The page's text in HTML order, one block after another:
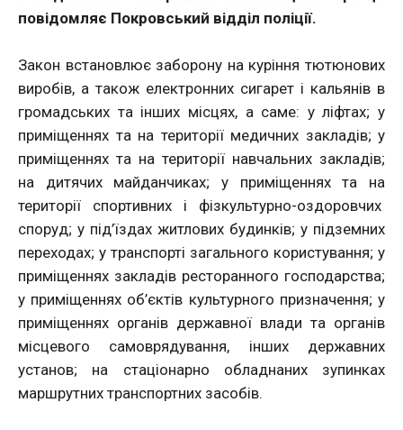
повідомляє Покровський відділ поліції.
Закон встановлює заборону на куріння тютюнових
виробів, а також електронних сигарет і кальянів в
громадських та інших місцях, а саме: у ліфтах; у
приміщеннях та на території медичних закладів; у
приміщеннях та на території навчальних закладів;
на дитячих майданчиках; у приміщеннях та на
території спортивних і фізкультурно-оздоровчих
споруд; у під’їздах житлових будинків; у підземних
переходах; у транспорті загального користування; у
приміщеннях закладів ресторанного господарства;
у приміщеннях об’єктів культурного призначення; у
приміщеннях органів державної влади та органів
місцевого самоврядування, інших державних
установ; на стаціонарно обладнаних зупинках
маршрутних транспортних засобів.